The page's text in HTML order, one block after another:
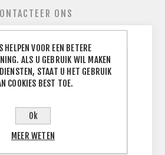
ONS
225J
HELPEN VOOR EEN BETERE
ALS U GEBRUIK WIL MAKEN
STAAT U HET GEBRUIK
COOKIES BEST TOE.
Ok
MEER WETEN